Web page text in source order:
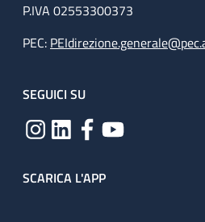
P.IVA 02553300373
PEC:
SEGUICI SU
SCARICA L'APP